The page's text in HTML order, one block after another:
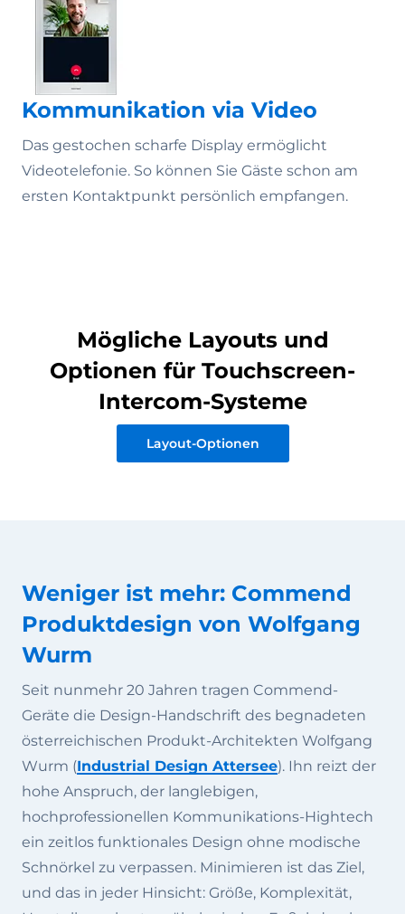
Kommunikation via Video
Das gestochen scharfe Display ermöglicht
Videotelefonie. So können Sie Gäste schon am
ersten Kontaktpunkt persönlich empfangen.
Mögliche Layouts und
Optionen für Touchscreen-
Intercom-Systeme
Layout-Optionen
Weniger ist mehr: Commend
Produktdesign von Wolfgang
Wurm
Seit nunmehr 20 Jahren tragen Commend-
Geräte die Design-Handschrift des begnadeten
österreichischen Produkt-Architekten Wolfgang
Wurm (Industrial Design Attersee). Ihn reizt der
hohe Anspruch, der langlebigen,
hochprofessionellen Kommunikations-Hightech
ein zeitlos funktionales Design ohne modische
Schnörkel zu verpassen. Minimieren ist das Ziel,
und das in jeder Hinsicht: Größe, Komplexität,